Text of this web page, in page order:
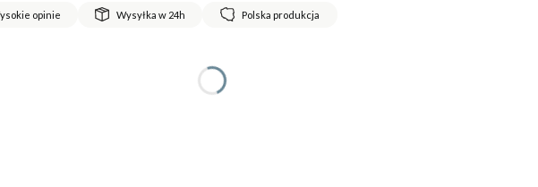
opinie Wysyłka w 24h Polska produkcja